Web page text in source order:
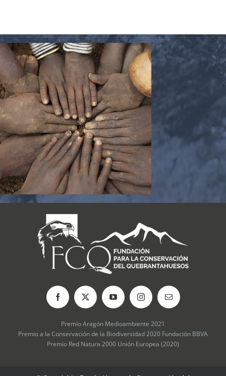
Premio Aragón Medioambiente 2021
Premio a la Conservación de la Biodiversidad 2020 Fundación BBVA
Premio Red Natura 2000 Unión Europea (2020)